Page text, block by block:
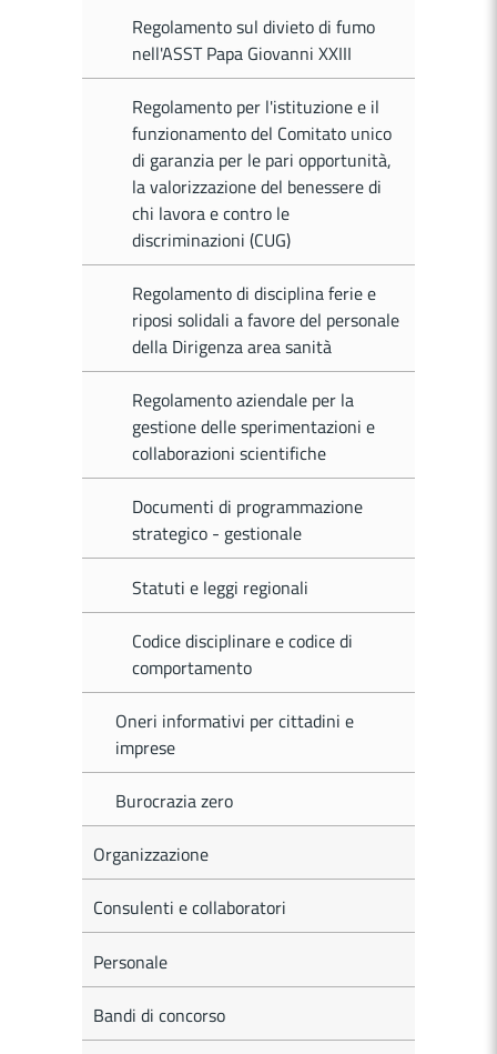
Regolamento sul divieto di fumo
nell'ASST Papa Giovanni XXIII
Regolamento per l'istituzione e il
funzionamento del Comitato unico
di garanzia per le pari opportunità,
la valorizzazione del benessere di
chi lavora e contro le
discriminazioni (CUG)
Regolamento di disciplina ferie e
riposi solidali a favore del personale
della Dirigenza area sanità
Regolamento aziendale per la
gestione delle sperimentazioni e
collaborazioni scientifiche
Documenti di programmazione
strategico - gestionale
Statuti e leggi regionali
Codice disciplinare e codice di
comportamento
Oneri informativi per cittadini e
imprese
Burocrazia zero
Organizzazione
Consulenti e collaboratori
Personale
Bandi di concorso